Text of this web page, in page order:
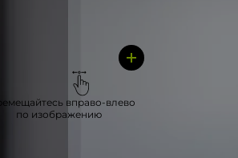
вправо-влево
по изображению